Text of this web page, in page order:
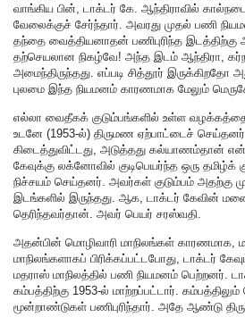
வாங்கிய பின், டாக்டர் கே. ஆந்திராவில் கால்நடை
வேலைக்குச் சேர்ந்தார். அவரது முதல் பணி
தந்தை வைத்தியனாதன் பணிபுரிந்த இடத்திற்கு
தற்செயலான நிகழ்வே! அந்த இடம் ஆந்திரா,
அமைந்திருந்தது. எப்படி சித்தூர்
புலமை இந்த நியமனம் காரணமாக மேலும்
எல்லா வைதீகக் குடும்பங்களில் உள்ள
உடனே (1953-ல்) திருமண ஏற்பாட்டைச்
கிடைத்துவிட்டது, அடுத்தது கல்யாணம்தான்
கேவுக்கு லக்னோவில் குடிபெயர்ந்த ஒரு
நிச்சயம் செய்தனர். அவர்கள் குடும்பம் அதற்கு
இடங்களில் இருந்தது. ஆக, டாக்டர் கேவின்
தெரிந்தவர்தான். அவர் பெயர் சரஸ்வதி.
அதன்பின் மொழிவாரி மாநிலங்கள் காரணமாக,
மாநிலங்களாகப் பிரிக்கப்பட்டபோது, டாக்டர்
மதராஸ் மாநிலத்தில் பணி நியமனம் பெற்றனர்.
கம்பத்திற்கு 1953-ல் மாற்றப்பட்டார்.
மூன்றாண்டுகள் பணிபுரிந்தார். அதே ஆண்டு